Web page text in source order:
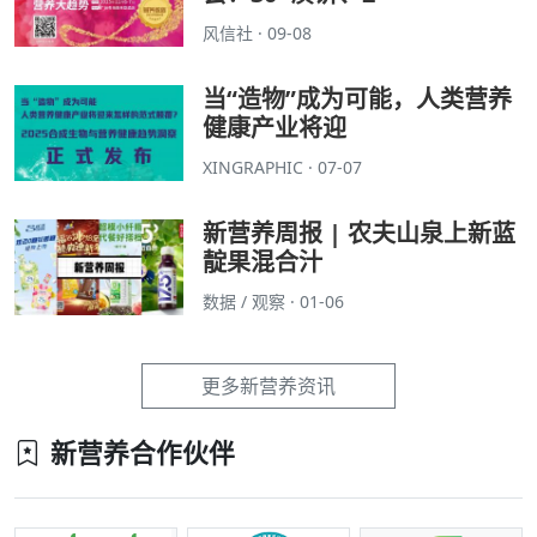
风信社 · 09-08
当“造物”成为可能，人类营养
健康产业将迎
XINGRAPHIC · 07-07
新营养周报 | 农夫山泉上新蓝
靛果混合汁
数据 / 观察 · 01-06
更多新营养资讯
新营养合作伙伴